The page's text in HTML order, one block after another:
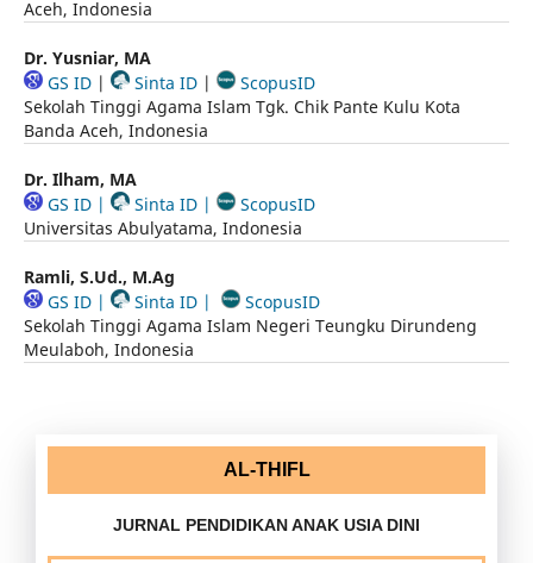
Aceh, Indonesia
Dr. Yusniar, MA
GS ID| Sinta ID|
ScopusID
Sekolah Tinggi Agama Islam Tgk. Chik Pante Kulu Kota
Banda Aceh, Indonesia
Dr. Ilham, MA
GS ID| Sinta ID|
ScopusID
Universitas Abulyatama, Indonesia
Ramli, S.Ud., M.Ag
GS ID| Sinta ID|
ScopusID
Sekolah Tinggi Agama Islam Negeri Teungku Dirundeng
Meulaboh, Indonesia
AL-THIFL
JURNAL PENDIDIKAN ANAK USIA DINI